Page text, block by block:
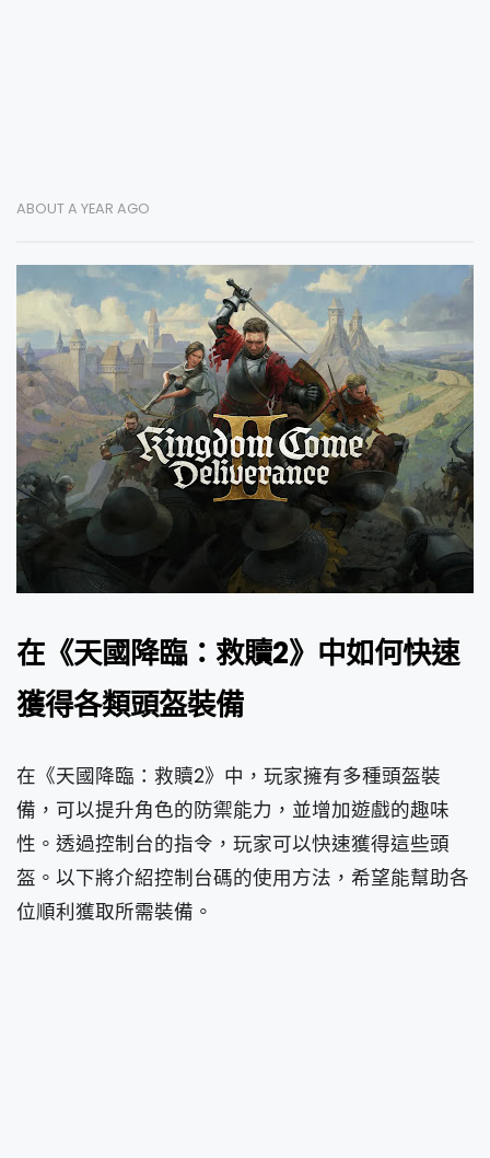
ABOUT A YEAR AGO
在《天國降臨：救贖2》中如何快速
獲得各類頭盔裝備
在《天國降臨：救贖2》中，玩家擁有多種頭盔裝
備，可以提升角色的防禦能力，並增加遊戲的趣味
性。透過控制台的指令，玩家可以快速獲得這些頭
盔。以下將介紹控制台碼的使用方法，希望能幫助各
位順利獲取所需裝備。